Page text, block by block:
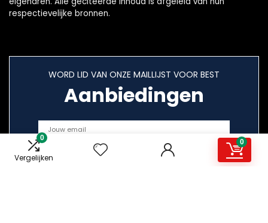
0
Vergelijken
0
respectievelijke bronnen.
WORD LID VAN ONZE MAILLIJST VOOR BEST
Aanbiedingen